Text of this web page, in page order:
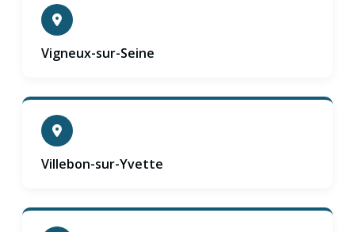
Vigneux-sur-Seine
Villebon-sur-Yvette